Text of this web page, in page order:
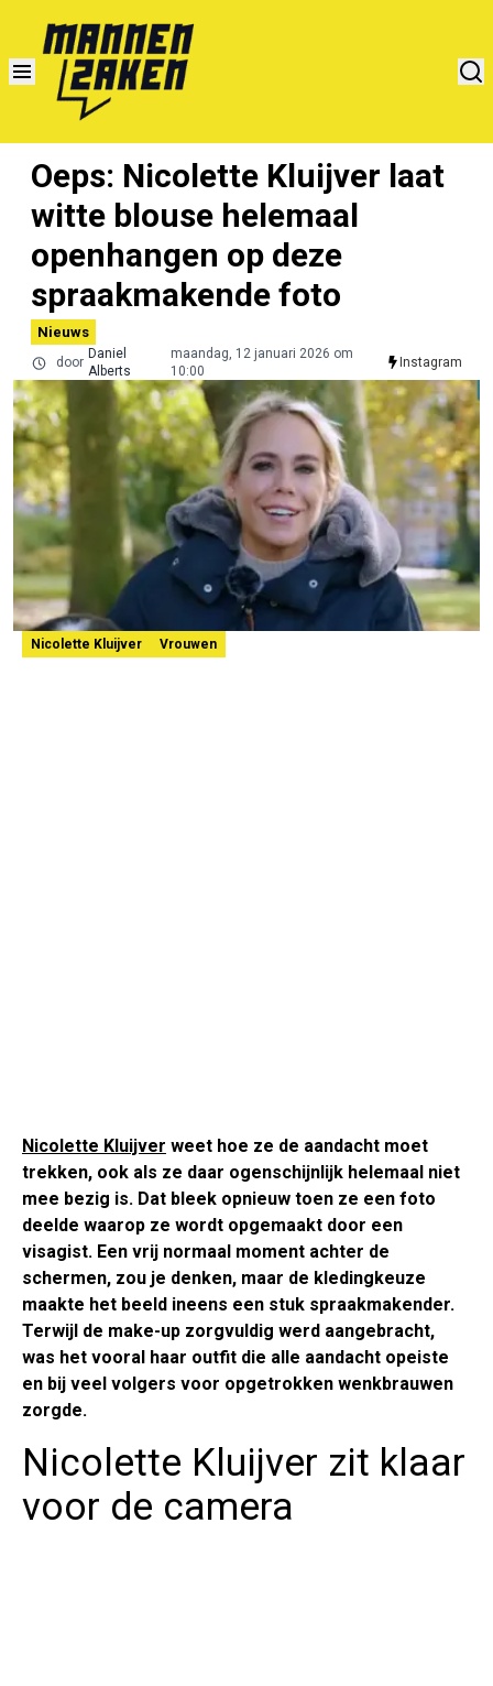
Oeps: Nicolette Kluijver laat
witte blouse helemaal
openhangen op deze
spraakmakende foto
Nieuws
door
Daniel
Alberts
maandag, 12 januari 2026 om
10:00
Instagram
Nicolette Kluijver Vrouwen
Nicolette Kluijver weet hoe ze de aandacht moet
trekken, ook als ze daar ogenschijnlijk helemaal niet
mee bezig is. Dat bleek opnieuw toen ze een foto
deelde waarop ze wordt opgemaakt door een
visagist. Een vrij normaal moment achter de
schermen, zou je denken, maar de kledingkeuze
maakte het beeld ineens een stuk spraakmakender.
Terwijl de make-up zorgvuldig werd aangebracht,
was het vooral haar outfit die alle aandacht opeiste
en bij veel volgers voor opgetrokken wenkbrauwen
zorgde.
Nicolette Kluijver zit klaar
voor de camera